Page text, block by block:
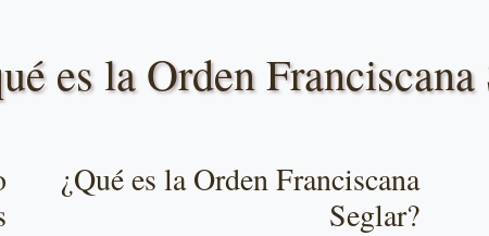
es la Orden Franciscana
¿Qué es la Orden Franciscana
Seglar?